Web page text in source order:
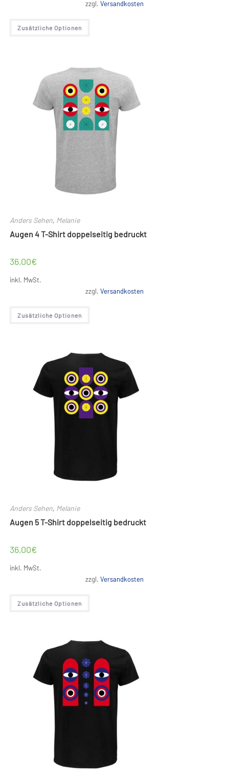
zzgl. Versandkosten
Zusätzliche Optionen
Dieses
weist
Optionen
können
auf
der
Produktseite
gewählt
werden
Anders Sehen, Melanie
Augen 4 T-Shirt doppelseitig bedruckt
36,00€
inkl. MwSt.
zzgl. Versandkosten
Zusätzliche Optionen
Dieses
weist
Die
Optionen
können
auf
der
Produktseite
gewählt
werden
Anders Sehen, Melanie
Augen 5 T-Shirt doppelseitig bedruckt
36,00€
inkl. MwSt.
zzgl. Versandkosten
Zusätzliche Optionen
Dieses
weist
Die
Optionen
auf
der
Produktseite
gewählt
werden